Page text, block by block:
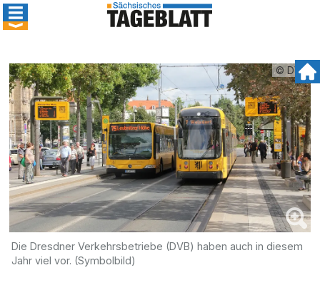
© DVB
Die Dresdner Verkehrsbetriebe (DVB) haben auch in diesem
Jahr viel vor. (Symbolbild)